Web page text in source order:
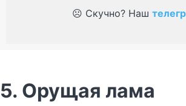
☹️ Скучно? Наш
5. Орущая лама